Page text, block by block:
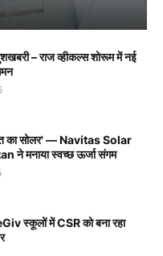
– राज व्हीकल्स शोरूम में नई
का सोलर' — Navitas Solar
ने मनाया स्वच्छ ऊर्जा संगम
स्कूलों में CSR को बना रहा